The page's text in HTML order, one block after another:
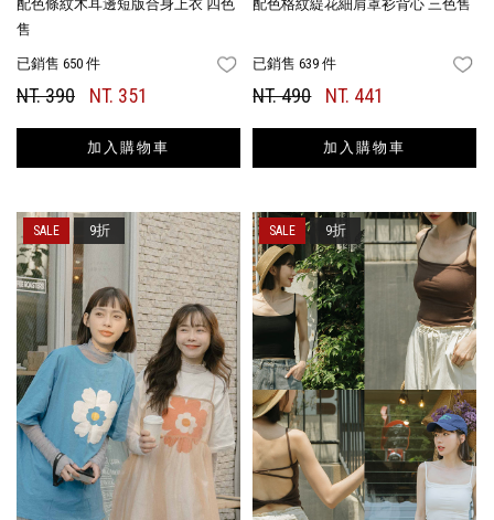
配色條紋木耳邊短版合身上衣 四色
售
已銷售 650 件 FAVORITES
NT. 390 NT. 351
加入購物車
配色格紋緹花細肩罩衫背心 三色售
已銷售 639 件
NT. 490 NT. 441
加入購物車
9折 9折